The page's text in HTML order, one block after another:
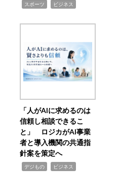
スポーツ ビジネス
「人がAIに求めるのは
信頼し相談できるこ
と」 ロジカがAI事業
者と導入機関の共通指
針案を策定へ
デジもの ビジネス